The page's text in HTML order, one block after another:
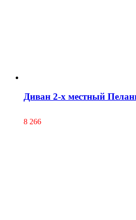
Диван 2-х местный
8 266